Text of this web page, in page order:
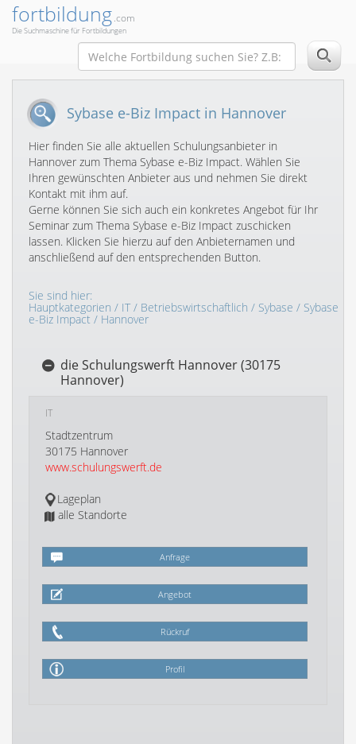
fortbildung.com
Die Suchmaschine für Fortbildungen
Sybase e-Biz Impact in Hannover
Hier finden Sie alle aktuellen Schulungsanbieter in
Hannover zum Thema Sybase e-Biz Impact. Wählen Sie
Ihren gewünschten Anbieter aus und nehmen Sie direkt
Kontakt mit ihm auf.
Gerne können Sie sich auch ein konkretes Angebot für Ihr
Seminar zum Thema Sybase e-Biz Impact zuschicken
lassen. Klicken Sie hierzu auf den Anbieternamen und
anschließend auf den entsprechenden Button.
Sie sind hier:
Hauptkategorien / IT/ Betriebswirtschaftlich / Sybase / Sybase
e-Biz Impact / Hannover
die Schulungswerft Hannover (30175
Hannover)
IT
Stadtzentrum
30175 Hannover
www.schulungswerft.de
Lageplan
alle Standorte
Anfrage
Angebot
Rückruf
Profil